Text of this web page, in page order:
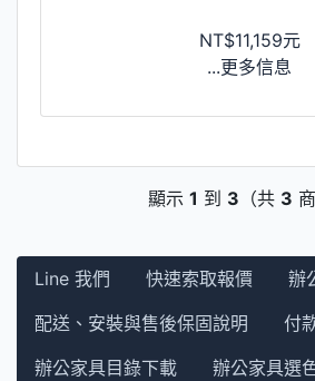
NT$11,159元
...更多信息
顯示 1 到 3 （共 3
Line 我們 快速索取報價
辦
配送、安裝與售後保固說明
付
辦公家具目錄下載
辦公家具選